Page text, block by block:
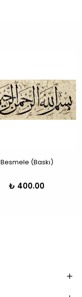
Besmele (Baskı)
₺ 400.00